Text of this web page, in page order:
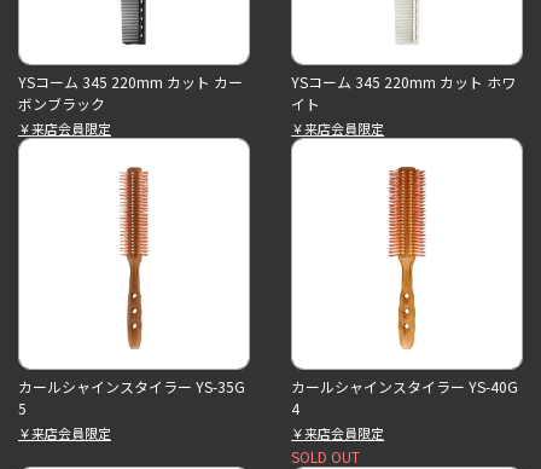
YSコーム 345 220mm カット カー
ボンブラック
￥来店会員限定
YSコーム 345 220mm カット ホワ
イト
￥来店会員限定
カールシャインスタイラー YS-35G
5
￥来店会員限定
カールシャインスタイラー YS-40G
4
￥来店会員限定
SOLD OUT